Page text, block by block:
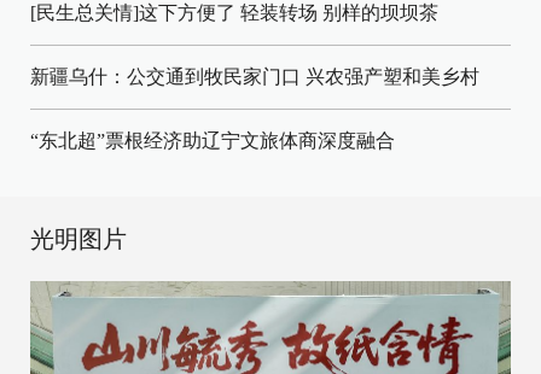
[民生总关情]这下方便了 轻装转场 别样的坝坝茶
新疆乌什：公交通到牧民家门口 兴农强产塑和美乡村
“东北超”票根经济助辽宁文旅体商深度融合
光明图片